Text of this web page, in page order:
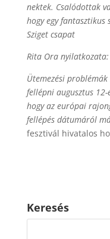
nektek. Csalódottak
hogy egy fantasztikus
Sziget csapat
Rita Ora nyilatkozata:
Ütemezési
fellépni augusztus 12-
hogy az európai
fellépés dátumáról
fesztivál hivatalos
Keresés